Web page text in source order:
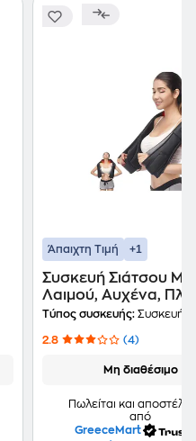
Άπαιχτη Τιμή +1
Συσκευή Σιάτσου
Λαιμού, Αυχένα,
Με Υπέρυθρη
Τύπος συσκευής: Συσκευή
2.8 (4)
Μη διαθέσιμο
Πωλείται και
από
GreeceMart